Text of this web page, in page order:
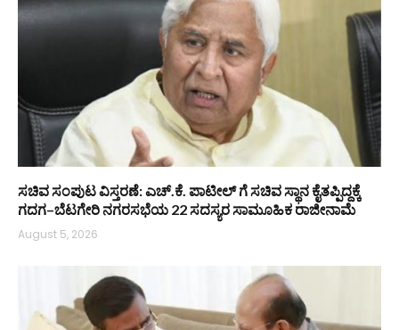
ಸಚಿವ ಸಂಪುಟ ವಿಸ್ತರಣೆ: ಎಚ್.ಕೆ. ಪಾಟೀಲ್ ಗೆ ಸಚಿವ ಸ್ಥಾನ ಕೈತಪ್ಪಿದ್ದಕ್ಕೆ
ಗದಗ–ಬೆಟಗೇರಿ ನಗರಸಭೆಯ 22 ಸದಸ್ಯರ ಸಾಮೂಹಿಕ ರಾಜೀನಾಮೆ
August 5, 2026